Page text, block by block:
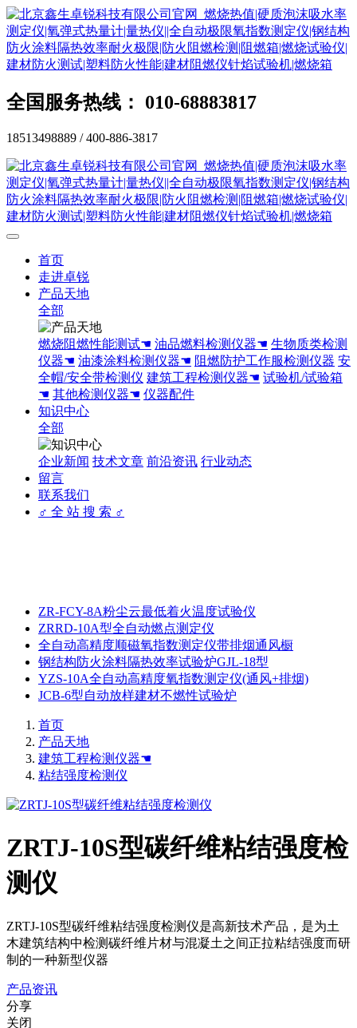
全国服务热线： 010-68883817
18513498889 / 400-886-3817
首页
走进卓锐
产品天地
全部
燃烧阻燃性能测试☚ 油品燃料检测仪器☚ 生物质类检测
仪器☚ 油漆涂料检测仪器☚ 阻燃防护工作服检测仪器 安
全帽/安全带检测仪 建筑工程检测仪器☚ 试验机/试验箱
☚ 其他检测仪器☚ 仪器配件
知识中心
全部
企业新闻 技术文章 前沿资讯 行业动态
留言
联系我们
♂ 全 站 搜 索 ♂
ZR-FCY-8A粉尘云最低着火温度试验仪
ZRRD-10A型全自动燃点测定仪
全自动高精度顺磁氧指数测定仪带排烟通风橱
钢结构防火涂料隔热效率试验炉GJL-18型
YZS-10A全自动高精度氧指数测定仪(通风+排烟)
JCB-6型自动放样建材不燃性试验炉
首页
产品天地
建筑工程检测仪器☚
粘结强度检测仪
ZRTJ-10S型碳纤维粘结强度检
测仪
ZRTJ-10S型碳纤维粘结强度检测仪是高新技术产品，是为土
木建筑结构中检测碳纤维片材与混凝土之间正拉粘结强度而研
制的一种新型仪器
产品资讯
分享
关闭